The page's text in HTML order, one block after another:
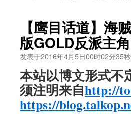
【鹰目话道】海
版GOLD反派主
发表于2016年4月5日00时02分35秒
本站以博文形式不
须注明来自http://
https://